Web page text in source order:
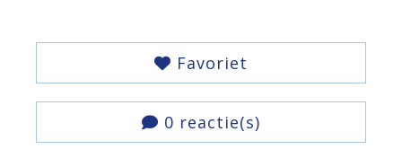
Favoriet
0 reactie(s)